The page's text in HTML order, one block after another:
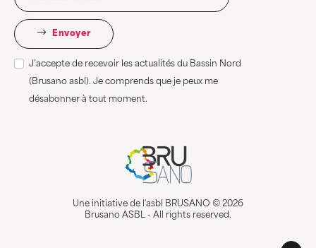
Envoyer
J’accepte de recevoir les actualités du Bassin Nord
(Brusano asbl). Je comprends que je peux me
désabonner à tout moment.
Une initiative de l'asbl BRUSANO © 2026
Brusano ASBL - All rights reserved.